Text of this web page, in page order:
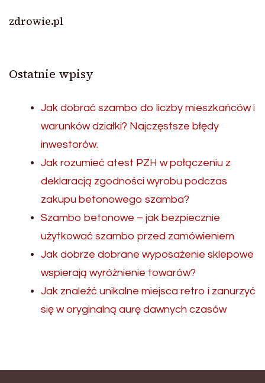
zdrowie.pl
Ostatnie wpisy
Jak dobrać szambo do liczby mieszkańców i
warunków działki? Najczęstsze błędy
inwestorów.
Jak rozumieć atest PZH w połączeniu z
deklaracją zgodności wyrobu podczas
zakupu betonowego szamba?
Szambo betonowe – jak bezpiecznie
użytkować szambo przed zamówieniem
Jak dobrze dobrane wyposażenie sklepowe
wspierają wyróżnienie towarów?
Jak znaleźć unikalne miejsca retro i zanurzyć
się w oryginalną aurę dawnych czasów